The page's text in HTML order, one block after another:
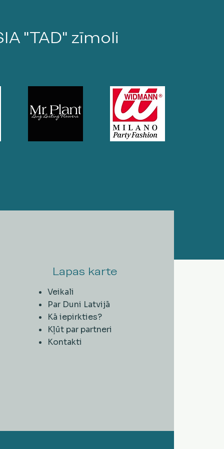
"TAD" zīmoli
Lapas karte
Veikali
Par Duni Latvijā
Kā iepirkties?
Kļūt par partneri
Kontakti